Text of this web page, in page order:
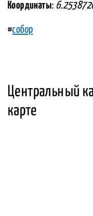
Координаты:
#собор
Центральный
карте